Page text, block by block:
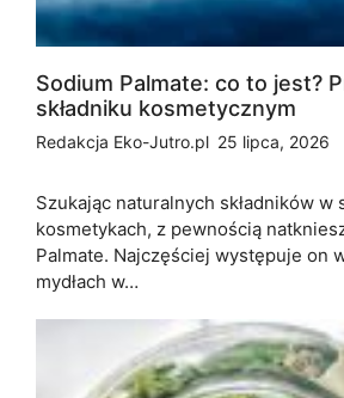
Sodium Palmate: co to jest?
składniku kosmetycznym
Redakcja Eko-Jutro.pl 25 lipca, 2026
Szukając naturalnych składników w
kosmetykach, z pewnością
Palmate. Najczęściej występuje on
mydłach w…